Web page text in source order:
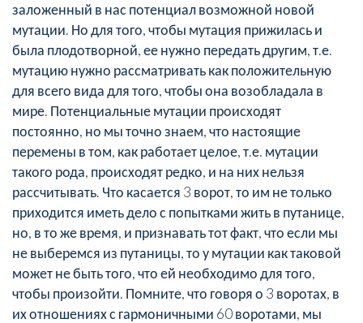
заложенный в нас потенциал возможной новой
мутации. Но для того, чтобы мутация прижилась и
была плодотворной, ее нужно передать другим, т.е.
мутацию нужно рассматривать как положительную
для всего вида для того, чтобы она возобладала в
мире. Потенциальные мутации происходят
постоянно, но мы точно знаем, что настоящие
перемены в том, как работает целое, т.е. мутации
такого рода, происходят редко, и на них нельзя
рассчитывать. Что касается 3 ворот, то им не только
приходится иметь дело с попытками жить в путанице,
но, в то же время, и признавать тот факт, что если мы
не выберемся из путаницы, то у мутации как таковой
может не быть того, что ей необходимо для того,
чтобы произойти. Помните, что говоря о 3 воротах, в
их отношениях с гармоничными 60 воротами, мы